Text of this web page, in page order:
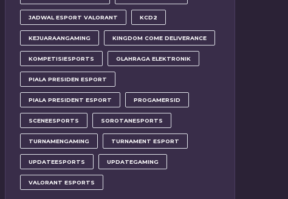
JADWAL ESPORT VALORANT KCD2
KEJUARAANGAMING KINGDOM COME DELIVERANCE
KOMPETISIESPORTS OLAHRAGA ELEKTRONIK
PIALA PRESIDEN ESPORT
PIALA PRESIDENT ESPORT PROGAMERSID
SCENEESPORTS SOROTANESPORTS
TURNAMENGAMING TURNAMENT ESPORT
UPDATEESPORTS UPDATEGAMING
VALORANT ESPORTS